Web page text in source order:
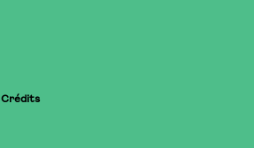
Crédits